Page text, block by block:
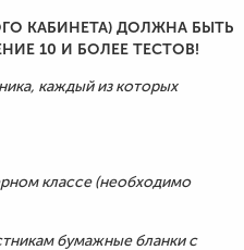
КАБИНЕТА) ДОЛЖНА БЫТЬ
10 И БОЛЕЕ ТЕСТОВ!
каждый из которых
классе (необходимо
бумажные бланки с